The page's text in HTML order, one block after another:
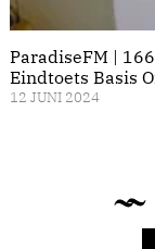
ParadiseFM |
Eindtoets Basis
12 JUNI 2024